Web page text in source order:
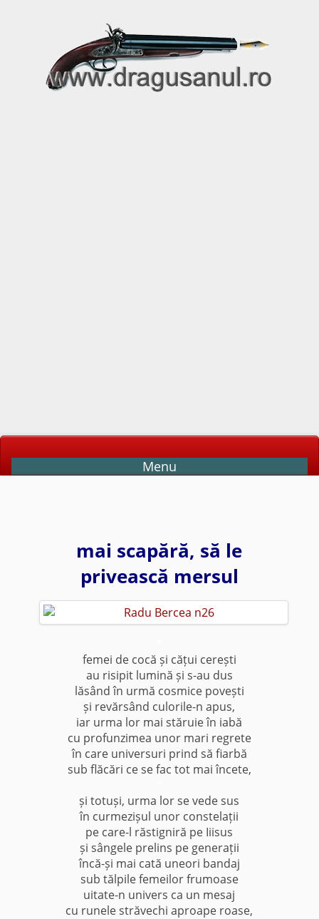
Menu
mai scapără, să le
privească mersul
femei de cocă și cățui cerești
au risipit lumină și s-au dus
lăsând în urmă cosmice povești
și revărsând culorile-n apus,
iar urma lor mai stăruie în iabă
cu profunzimea unor mari regrete
în care universuri prind să fiarbă
sub flăcări ce se fac tot mai încete,
și totuși, urma lor se vede sus
în curmezișul unor constelații
pe care-l răstigniră pe Iiisus
și sângele prelins pe generații
încă-și mai cată uneori bandaj
sub tălpile femeilor frumoase
uitate-n univers ca un mesaj
cu runele străvechi aproape roase,